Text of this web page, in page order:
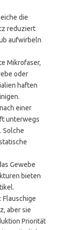
die
reduziert
aufwirbeln
Mikrofaser,
oder
haften
einer
unterwegs
Solche
Gewebe
bieten
: Flauschige
aber sie
Priorität